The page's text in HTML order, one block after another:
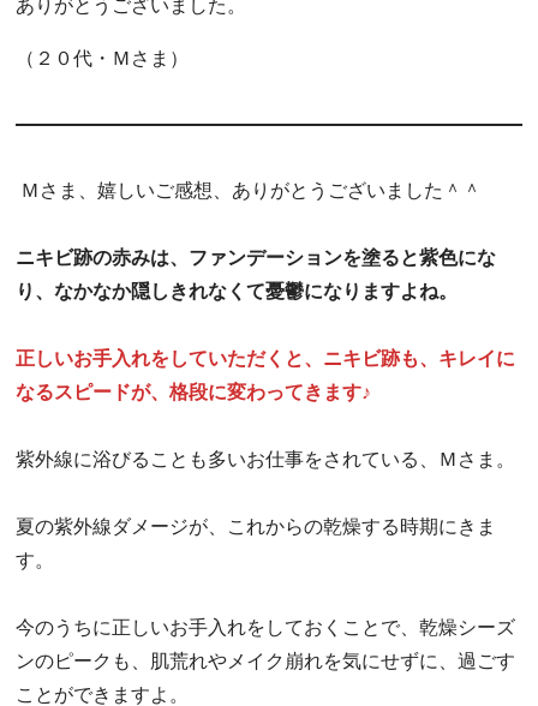
ありがとうございました。
（２０代・Ｍさま）
Ｍさま、嬉しいご感想、ありがとうございました＾＾
ニキビ跡の赤みは、ファンデーションを塗ると紫色にな
り、なかなか隠しきれなくて憂鬱になりますよね。
正しいお手入れをしていただくと、ニキビ跡も、キレイに
なるスピードが、格段に変わってきます♪
紫外線に浴びることも多いお仕事をされている、Ｍさま。
夏の紫外線ダメージが、これからの乾燥する時期にきま
す。
今のうちに正しいお手入れをしておくことで、乾燥シーズ
ンのピークも、肌荒れやメイク崩れを気にせずに、過ごす
ことができますよ。